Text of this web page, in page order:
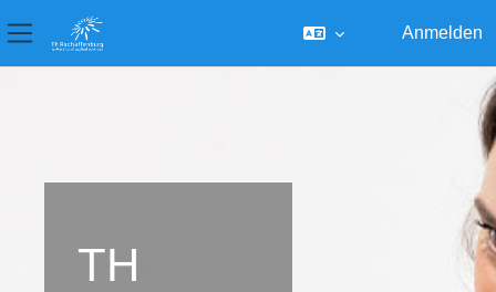
Website-Übersicht
Anmelden
TH